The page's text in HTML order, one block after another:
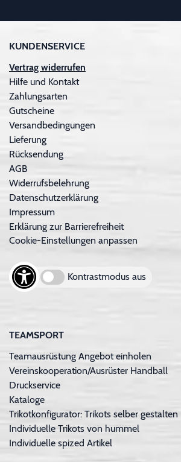
KUNDENSERVICE
Vertrag widerrufen
Hilfe und Kontakt
Zahlungsarten
Gutscheine
Versandbedingungen
Lieferung
Rücksendung
AGB
Widerrufsbelehrung
Datenschutzerklärung
Impressum
Erklärung zur Barrierefreiheit
Cookie-Einstellungen anpassen
Kontrastmodus aus
TEAMSPORT
Teamausrüstung Angebot einholen
Vereinskooperation/Ausrüster Handball
Druckservice
Kataloge
Trikotkonfigurator: Trikots selber gestalten
Individuelle Trikots von hummel
Individuelle spized Artikel